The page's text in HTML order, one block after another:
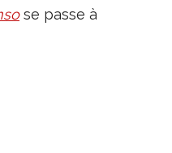
se passe à